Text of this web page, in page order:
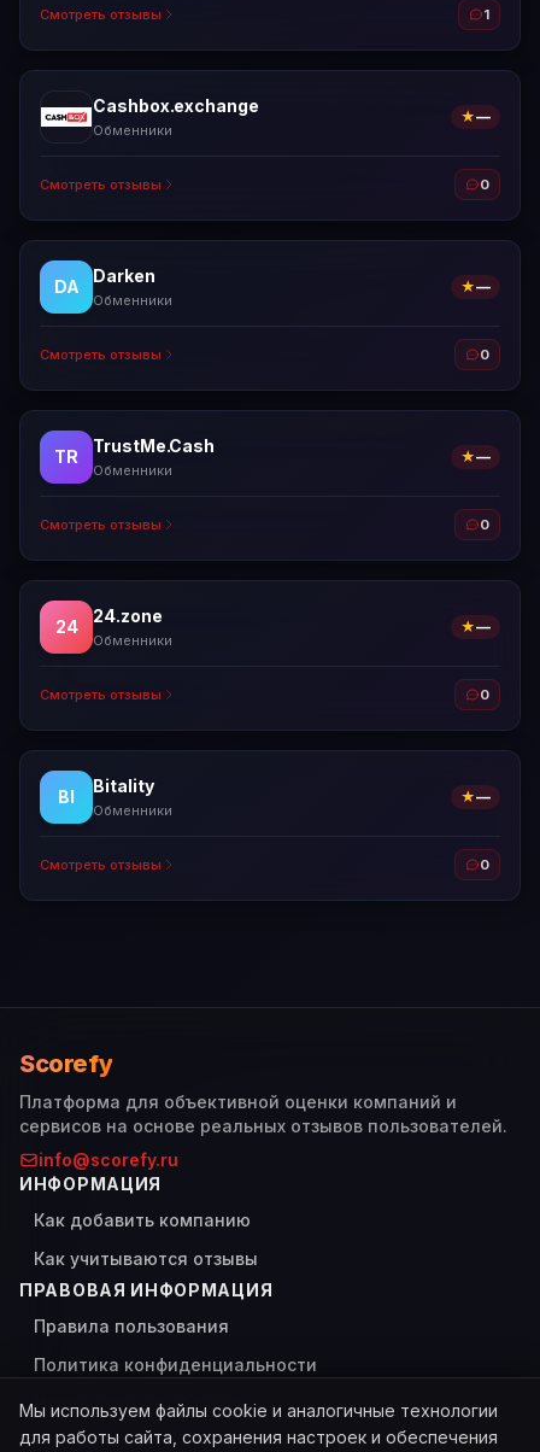
Смотреть отзывы 1
Cashbox.exchange
Обменники
★—
Смотреть отзывы 0
DA
Darken
Обменники
★—
Смотреть отзывы 0
TR
TrustMe.Cash
Обменники
★—
Смотреть отзывы 0
24
24.zone
Обменники
★—
Смотреть отзывы 0
BI
Bitality
Обменники
★—
Смотреть отзывы 0
Scorefy
Платформа для объективной оценки компаний и
сервисов на основе реальных отзывов пользователей.
info@scorefy.ru
ИНФОРМАЦИЯ
Как добавить компанию
Как учитываются отзывы
ПРАВОВАЯ ИНФОРМАЦИЯ
Правила пользования
Политика конфиденциальности
Использование Cookies
Мы используем файлы cookie и аналогичные технологии
для работы сайта, сохранения настроек и обеспечения